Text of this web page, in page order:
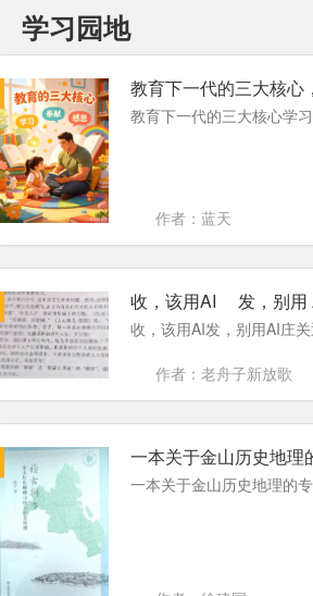
学习园地
教育下一代的三大核心
教育下一代的三大核心学
作者：蓝天
收，该用AI 发，别用
收，该用AI发，别用AI庄
作者：老舟子新放歌
一本关于金山历史地理
一本关于金山历史地理的